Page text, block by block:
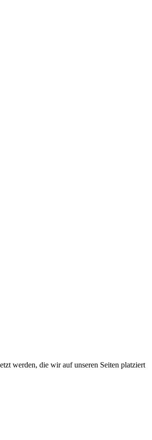
werden, die wir auf unseren Seiten platziert